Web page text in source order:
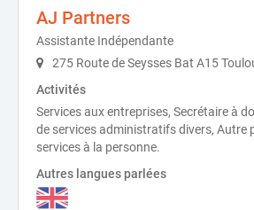
AJ Partners
Assistante Indépendante
275 Route de Seysses Bat A15
Activités
Services aux entreprises, Secrétaire à
de services administratifs divers, Autre
services à la personne.
Autres langues parlées